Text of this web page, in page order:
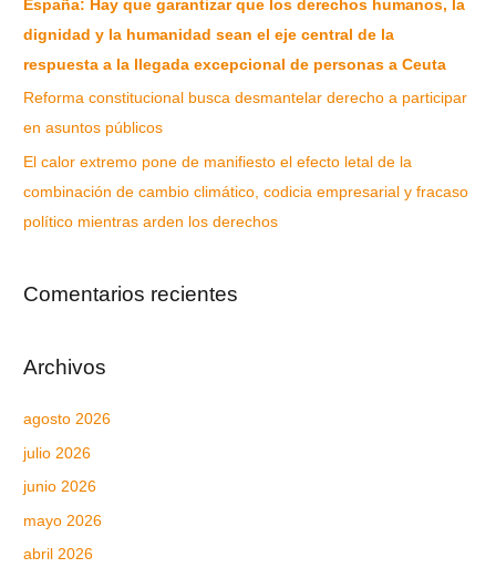
España: Hay que garantizar que los derechos humanos, la
dignidad y la humanidad sean el eje central de la
respuesta a la llegada excepcional de personas a Ceuta
Reforma constitucional busca desmantelar derecho a participar
en asuntos públicos
El calor extremo pone de manifiesto el efecto letal de la
combinación de cambio climático, codicia empresarial y fracaso
político mientras arden los derechos
Comentarios recientes
Archivos
agosto 2026
julio 2026
junio 2026
mayo 2026
abril 2026